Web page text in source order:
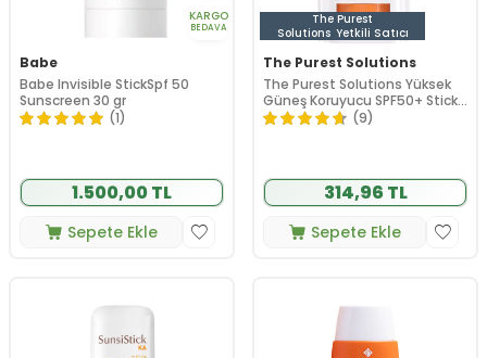
KARGO
BEDAVA
Babe
Babe Invisible StickSpf 50
Sunscreen 30 gr
(1)
1.500,00 TL
Sepete Ekle
The Purest
Solutions Yetkili Satıcı
The Purest Solutions
The Purest Solutions Yüksek
Güneş Koruyucu SPF50+ Stick
17 gr
(9)
314,96 TL
Sepete Ekle